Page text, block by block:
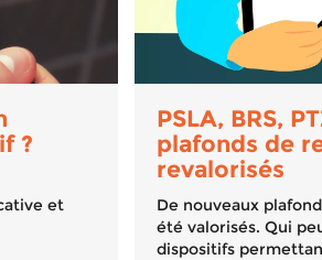
?
et
PSLA, BRS,
plafonds de
revalorisés
De nouveaux
été valorisés. Qui
dispositifs